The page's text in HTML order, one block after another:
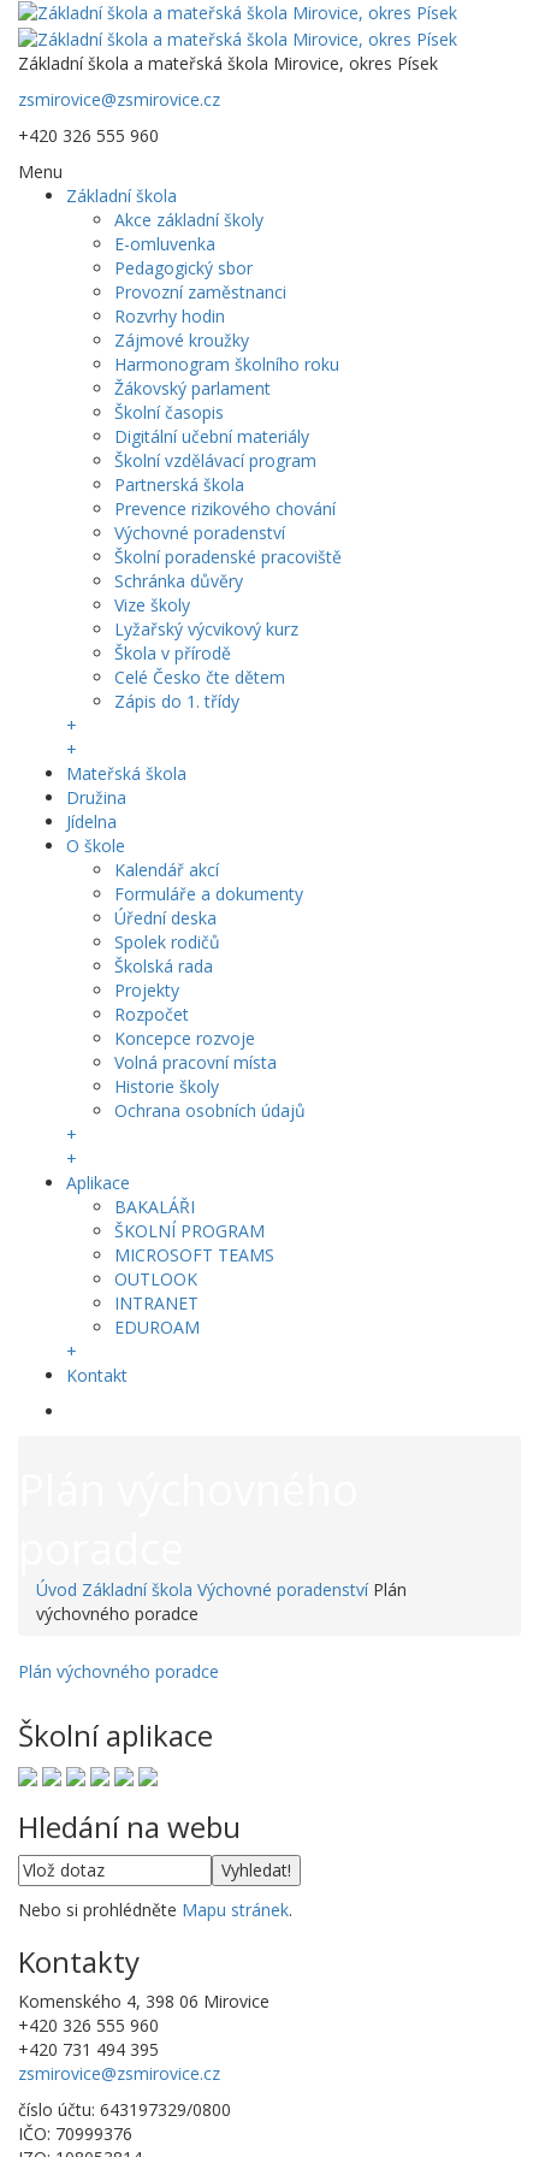
Základní škola a mateřská škola Mirovice, okres Písek
zsmirovice@zsmirovice.cz
+420 326 555 960
Menu
Základní škola
Akce základní školy
E-omluvenka
Pedagogický sbor
Provozní zaměstnanci
Rozvrhy hodin
Zájmové kroužky
Harmonogram školního roku
Žákovský parlament
Školní časopis
Digitální učební materiály
Školní vzdělávací program
Partnerská škola
Prevence rizikového chování
Výchovné poradenství
Školní poradenské pracoviště
Schránka důvěry
Vize školy
Lyžařský výcvikový kurz
Škola v přírodě
Celé Česko čte dětem
Zápis do 1. třídy
+
+
Mateřská škola
Družina
Jídelna
O škole
Kalendář akcí
Formuláře a dokumenty
Úřední deska
Spolek rodičů
Školská rada
Projekty
Rozpočet
Koncepce rozvoje
Volná pracovní místa
Historie školy
Ochrana osobních údajů
+
+
Aplikace
BAKALÁŘI
ŠKOLNÍ PROGRAM
MICROSOFT TEAMS
OUTLOOK
INTRANET
EDUROAM
+
Kontakt
Úvod Základní škola Výchovné poradenství Plán
výchovného poradce
Plán výchovného poradce
Školní aplikace
Hledání na webu
Nebo si prohlédněte Mapu stránek.
Kontakty
Komenského 4, 398 06 Mirovice
+420 326 555 960
+420 731 494 395
zsmirovice@zsmirovice.cz
číslo účtu: 643197329/0800
IČO: 70999376